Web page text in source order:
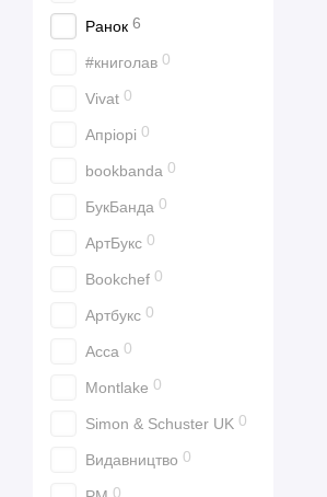
Ранок 6
#книголав 0
Vivat 0
Апріорі 0
bookbanda 0
БукБанда 0
АртБукс 0
Bookchef 0
Артбукс 0
Асса 0
Montlake 0
Simon & Schuster UK 0
Видавництво 0
0